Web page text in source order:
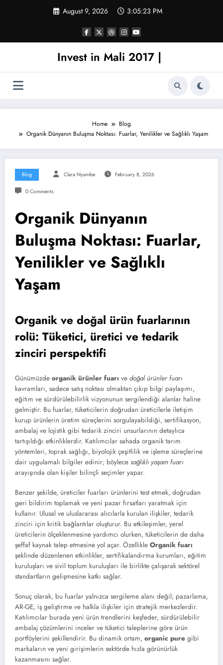
August 9, 2026 3:05:24 PM
Invest in Mali 2017 |
Home
Blog
Organik Dünyanın Buluşma Noktası: Fuarlar, Yenilikler ve Sağlıklı Yaşam
Blog Clara Nyambe February 8, 2026
0 Comments
Organik Dünyanın
Buluşma Noktası: Fuarlar,
Yenilikler ve Sağlıklı
Yaşam
Organik ve doğal ürün fuarlarının
rolü: Tüketici, üretici ve tedarik
zinciri perspektifi
Günümüzde organik ürünler fuarı ve doğal ürünler fuarı
kavramları, sadece satış noktası olmaktan çıkıp bilgi paylaşımı,
eğitim ve sürdürülebilirlik vizyonunun sergilendiği alanlar haline
gelmiştir. Bu fuarlar, tüketicilerin doğrudan üreticilerle iletişim
kurup ürünlerin üretim süreçlerini sorgulayabildiği, sertifikasyon,
ambalaj ve lojistik gibi tedarik zinciri unsurlarının detaylıca
tartışıldığı etkinliklerdir. Katılımcılar sahada organik tarım
yöntemleri, toprak sağlığı, biyolojik çeşitlilik ve işleme süreçlerine
dair uygulamalı bilgiler edinir; böylece sağlıklı yaşam fuarı
arayışında olan kişiler bilinçli seçimler yapar.
Benzer şekilde, üreticiler fuarları ürünlerini test etmek, doğrudan
geri bildirim toplamak ve yeni pazar fırsatları yaratmak için
kullanır. Ulusal ve uluslararası alıcılarla kurulan ilişkiler, tedarik
zinciri için kritik bağlantılar oluşturur. Bu etkileşimler, yerel
üreticilerin ölçeklenmesine yardımcı olurken, tüketicilerin de daha
şeffaf kaynak talep etmesine yol açar. Özellikle Organik fuarı
şeklinde düzenlenen etkinlikler, sertifikalandırma kurumları, eğitim
kuruluşları ve sivil toplum kuruluşları ile birlikte çalışarak sektörel
standartların gelişmesine katkı sağlar.
Sonuç olarak, bu fuarlar yalnızca sergileme alanı değil; pazarlama,
AR-GE, iş geliştirme ve halkla ilişkiler için stratejik merkezlerdir.
Katılımcılar burada yeni ürün trendlerini keşfeder, sürdürülebilir
ambalaj çözümlerini inceler ve tüketici taleplerine göre ürün
portföylerini şekillendirir. Bu dinamik ortam, organic pure gibi
markaların ve yeni girişimlerin sektörde hızla görünürlük
kazanmasını sağlar.